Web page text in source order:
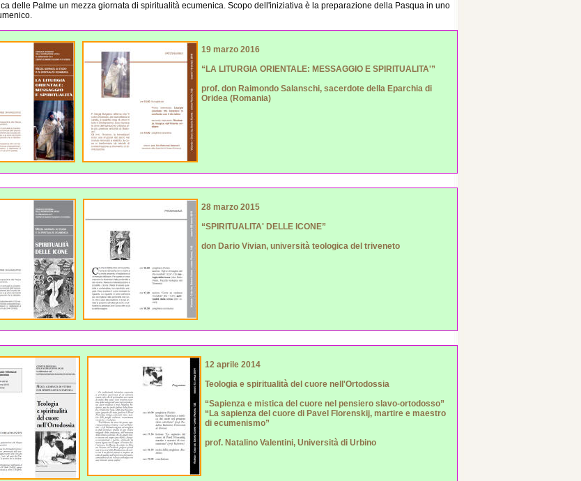
delle Palme un mezza giornata di spiritualità ecumenica. Scopo dell'iniziativa è la preparazione della Pasqua in uno
19 marzo 2016
“LA LITURGIA ORIENTALE: MESSAGGIO E SPIRITUALITA'”
prof. don Raimondo Salanschi, sacerdote della Eparchia di
Oridea (Romania)
28 marzo 2015
“SPIRITUALITA' DELLE ICONE”
don Dario Vivian, università teologica del triveneto
12 aprile 2014
Teologia e spiritualità del cuore nell'Ortodossia
“Sapienza e mistica del cuore nel pensiero slavo-ortodosso”
“La sapienza del cuore di Pavel Florenskij, martire e maestro
di ecumenismo”
prof. Natalino Valentini, Università di Urbino